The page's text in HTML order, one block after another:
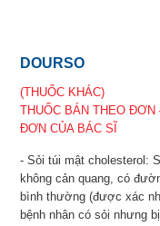
DOURSO
(THUỐC KHÁC)
THUỐC BÁN THEO
ĐƠN CỦA BÁC SĨ
- Sỏi túi mật cholesterol:
không cản quang, có
bình thường (được xác
bệnh nhân có sỏi nhưng